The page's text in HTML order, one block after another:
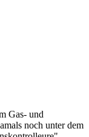
Gas- und
noch unter dem